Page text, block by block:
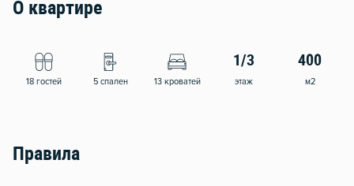
О квартире
18 гостей 5 спален 13 кроватей
1/3
этаж
400
м2
Правила